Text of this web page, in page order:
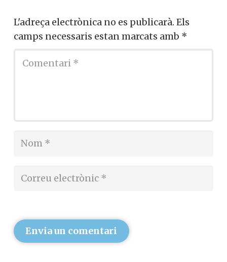
L'adreça electrònica no es publicarà. Els
camps necessaris estan marcats amb *
Envia un comentari